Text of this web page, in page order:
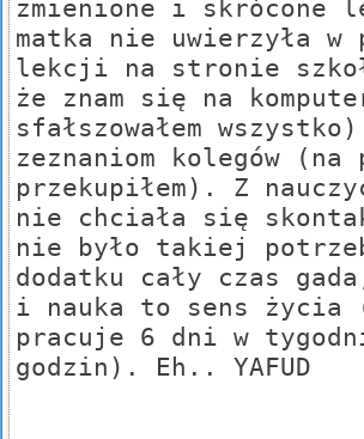
zmienione i skrócone
matka nie uwierzyła w
lekcji na stronie
że znam się na
sfałszowałem
zeznaniom kolegów (na
przekupiłem). Z
nie chciała się
nie było takiej
dodatku cały czas
i nauka to sens życia
pracuje 6 dni w
godzin). Eh.. YAFUD